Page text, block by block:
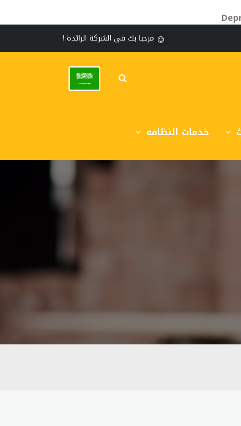
مرحبا بك فى الشركة الرائدة !
خدمات النظافه